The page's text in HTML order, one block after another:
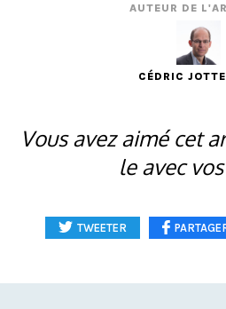
AUTEUR DE
CÉDRIC
Vous avez aimé cet
le avec
TWEETER